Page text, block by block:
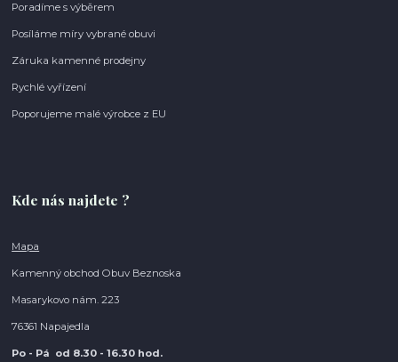
Poradíme s výběrem
Posíláme míry vybrané obuvi
Záruka kamenné prodejny
Rychlé vyřízení
Poporujeme malé výrobce z EU
Kde nás najdete ?
Mapa
Kamenný obchod Obuv Beznoska
Masarykovo nám. 223
76361 Napajedla
Po - Pá od 8.30 - 16.30 hod.